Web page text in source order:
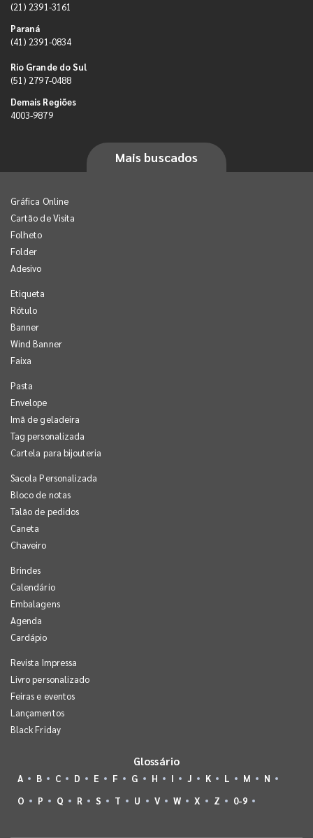
(21) 2391-3161
Paraná
(41) 2391-0834
Rio Grande do Sul
(51) 2797-0488
Demais Regiões
4003-9879
Mais buscados
Gráfica Online
Cartão de Visita
Folheto
Folder
Adesivo
Etiqueta
Rótulo
Banner
Wind Banner
Faixa
Pasta
Envelope
Imã de geladeira
Tag personalizada
Cartela para bijouteria
Sacola Personalizada
Bloco de notas
Talão de pedidos
Caneta
Chaveiro
Brindes
Calendário
Embalagens
Agenda
Cardápio
Revista Impressa
Livro personalizado
Feiras e eventos
Lançamentos
Black Friday
Glossário
A B C D E F G H I J K L M
N
O
P Q R S T U V W X Z 0-9